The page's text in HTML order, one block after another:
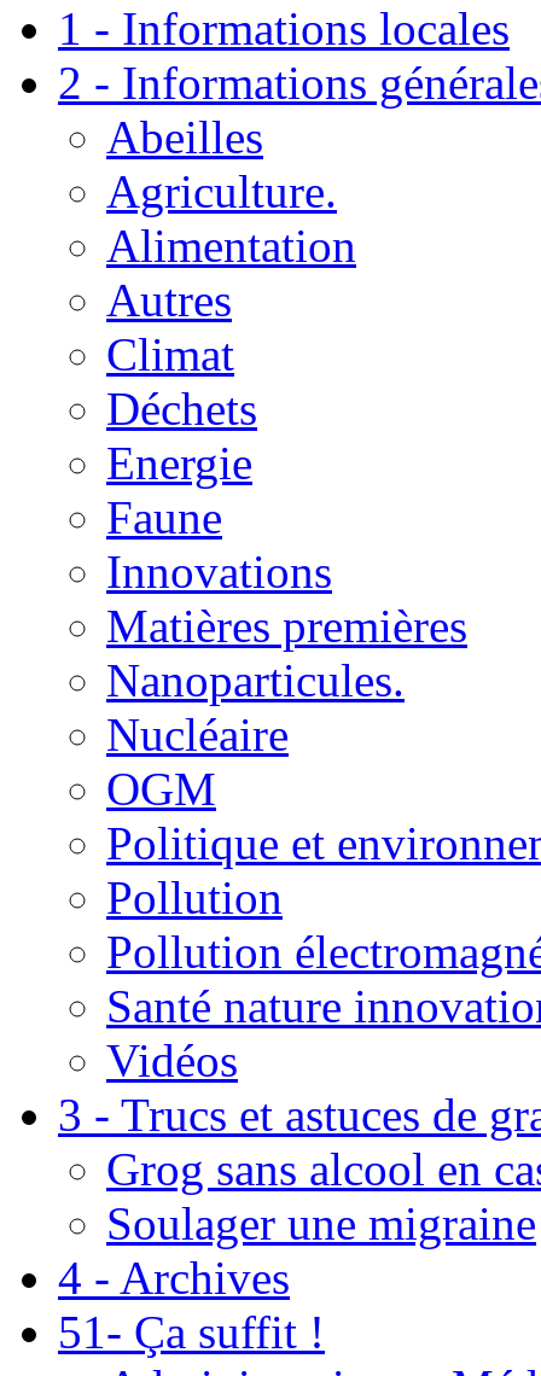
1 - Informations locales
2 - Informations
Abeilles
Agriculture.
Alimentation
Autres
Climat
Déchets
Energie
Faune
Innovations
Matières premières
Nanoparticules.
Nucléaire
OGM
Politique et
Pollution
Pollution
Santé nature
Vidéos
3 - Trucs et astuces de
Grog sans alcool en
Soulager une migraine
4 - Archives
51- Ça suffit !